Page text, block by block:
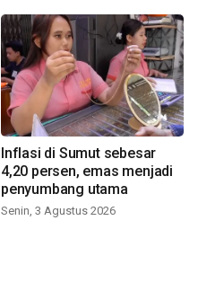
Inflasi di Sumut sebesar
4,20 persen, emas menjadi
penyumbang utama
Senin, 3 Agustus 2026